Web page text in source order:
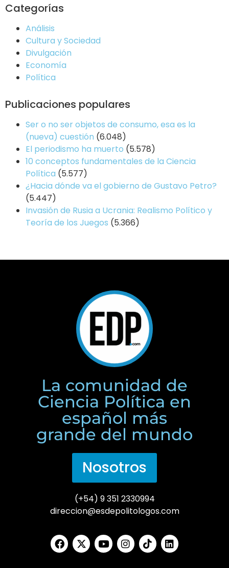
Categorías
Análisis
Cultura y Sociedad
Divulgación
Economía
Política
Publicaciones populares
Ser o no ser objetos de consumo, esa es la
(nueva) cuestión (6.048)
El periodismo ha muerto (5.578)
10 conceptos fundamentales de la Ciencia
Política (5.577)
¿Hacia dónde va el gobierno de Gustavo Petro?
(5.447)
Invasión de Rusia a Ucrania: Realismo Político y
Teoría de los Juegos (5.366)
La comunidad de
Ciencia Política en
español más
grande del mundo
Nosotros
(+54) 9 351 2330994
direccion@esdepolitologos.com